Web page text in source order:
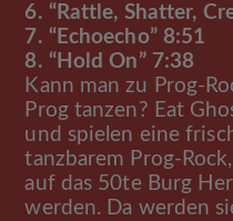
6. “Rattle, Shatter,
7. “Echoecho” 8:51
8. “Hold On” 7:38
Kann man zu Prog-
Prog tanzen? Eat
und spielen eine
tanzbarem Prog-
auf das 50te Burg
werden. Da werden